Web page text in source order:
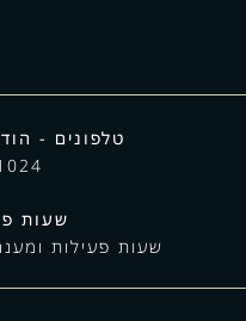
טלפונים -
שעות
שעות פעילות ומענה ב'-ה':